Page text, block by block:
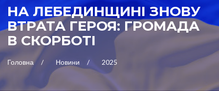
НА ЛЕБЕДИНЩИНІ ЗНОВУ
ВТРАТА ГЕРОЯ: ГРОМАДА
В СКОРБОТІ
Головна Новини 2025